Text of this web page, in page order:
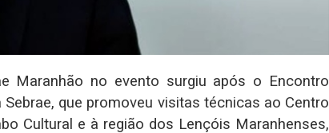
Maranhão no evento surgiu após o Encontro
que promoveu visitas técnicas ao Centro
Cultural e à região dos Lençóis Maranhenses,